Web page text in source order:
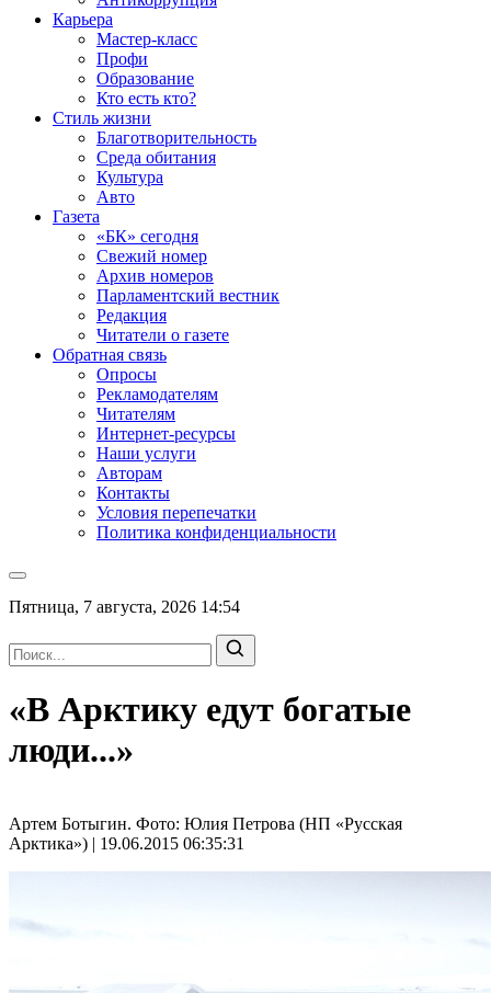
Карьера
Мастер-класс
Профи
Образование
Кто есть кто?
Стиль жизни
Благотворительность
Среда обитания
Культура
Авто
Газета
«БК» сегодня
Свежий номер
Архив номеров
Парламентский вестник
Редакция
Читатели о газете
Обратная связь
Опросы
Рекламодателям
Читателям
Интернет-ресурсы
Наши услуги
Авторам
Контакты
Условия перепечатки
Политика конфиденциальности
Пятница, 7 августа, 2026 14:54
«В Арктику едут богатые
люди...»
Артем Ботыгин. Фото: Юлия Петрова (НП «Русская
Арктика») | 19.06.2015 06:35:31